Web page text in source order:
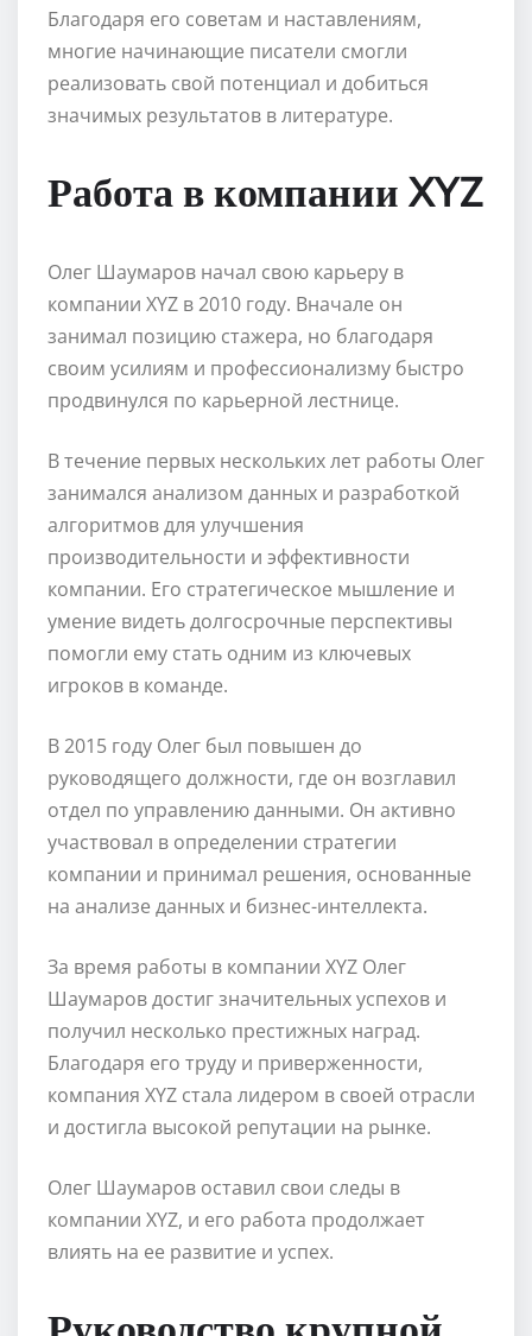
Благодаря его советам и наставлениям,
многие начинающие писатели смогли
реализовать свой потенциал и добиться
значимых результатов в литературе.
Работа в компании XYZ
Олег Шаумаров начал свою карьеру в
компании XYZ в 2010 году. Вначале он
занимал позицию стажера, но благодаря
своим усилиям и профессионализму быстро
продвинулся по карьерной лестнице.
В течение первых нескольких лет работы Олег
занимался анализом данных и разработкой
алгоритмов для улучшения
производительности и эффективности
компании. Его стратегическое мышление и
умение видеть долгосрочные перспективы
помогли ему стать одним из ключевых
игроков в команде.
В 2015 году Олег был повышен до
руководящего должности, где он возглавил
отдел по управлению данными. Он активно
участвовал в определении стратегии
компании и принимал решения, основанные
на анализе данных и бизнес-интеллекта.
За время работы в компании XYZ Олег
Шаумаров достиг значительных успехов и
получил несколько престижных наград.
Благодаря его труду и приверженности,
компания XYZ стала лидером в своей отрасли
и достигла высокой репутации на рынке.
Олег Шаумаров оставил свои следы в
компании XYZ, и его работа продолжает
влиять на ее развитие и успех.